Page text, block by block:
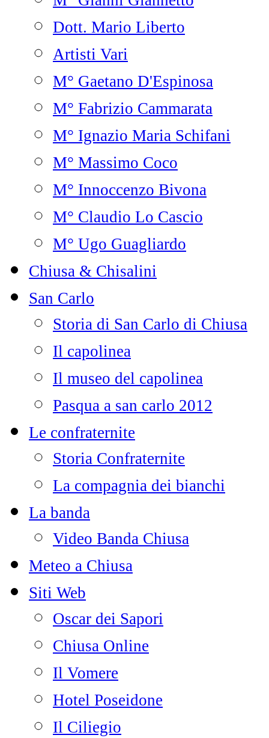
Dott. Mario Liberto
Artisti Vari
M° Gaetano D'Espinosa
M° Fabrizio Cammarata
M° Ignazio Maria Schifani
M° Massimo Coco
M° Innoccenzo Bivona
M° Claudio Lo Cascio
M° Ugo Guagliardo
Chiusa & Chisalini
San Carlo
Storia di San Carlo di Chiusa
Il capolinea
Il museo del capolinea
Pasqua a san carlo 2012
Le confraternite
Storia Confraternite
La compagnia dei bianchi
La banda
Video Banda Chiusa
Meteo a Chiusa
Siti Web
Oscar dei Sapori
Chiusa Online
Il Vomere
Hotel Poseidone
Il Ciliegio